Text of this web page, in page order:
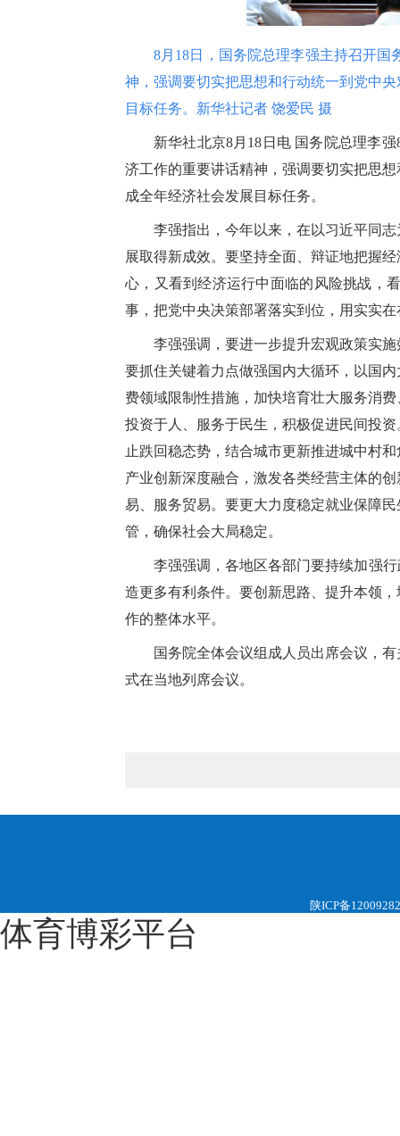
8月18日，国务院总理李强主持召开
神，强调要切实把思想和行动统一到党中
目标任务。新华社记者 饶爱民 摄
新华社北京8月18日电 国务院总理李
济工作的重要讲话精神，强调要切实把思
成全年经济社会发展目标任务。
李强指出，今年以来，在以习近平同
展取得新成效。要坚持全面、辩证地把握
心，又看到经济运行中面临的风险挑战，
事，把党中央决策部署落实到位，用实实
李强强调，要进一步提升宏观政策实
要抓住关键着力点做强国内大循环，以国
费领域限制性措施，加快培育壮大服务消
投资于人、服务于民生，积极促进民间投
止跌回稳态势，结合城市更新推进城中村
产业创新深度融合，激发各类经营主体的
易、服务贸易。要更大力度稳定就业保障
管，确保社会大局稳定。
李强强调，各地区各部门要持续加强
造更多有利条件。要创新思路、提升本领
作的整体水平。
国务院全体会议组成人员出席会议，
式在当地列席会议。
陕ICP备
体育博彩平台